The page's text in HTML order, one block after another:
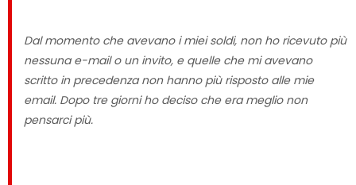
Dal momento che avevano i miei soldi, non ho ricevuto più
nessuna e-mail o un invito, e quelle che mi avevano
scritto in precedenza non hanno più risposto alle mie
email. Dopo tre giorni ho deciso che era meglio non
pensarci più.